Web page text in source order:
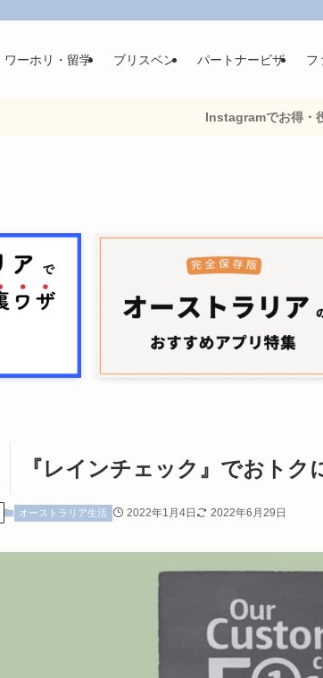
ワーホリ・留学 ブリスベン パートナービザ フ
Instagramでお得・
『レインチェック』でおト
オーストラリア生活 2022年1月4日 2022年6月29日